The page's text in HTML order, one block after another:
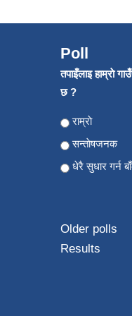
Poll
तपाइँलाइ हाम्राे
छ ?
Choices
राम्राे
सन्ताेषजनक
धेरै सुधार गर्न
Older polls
Results